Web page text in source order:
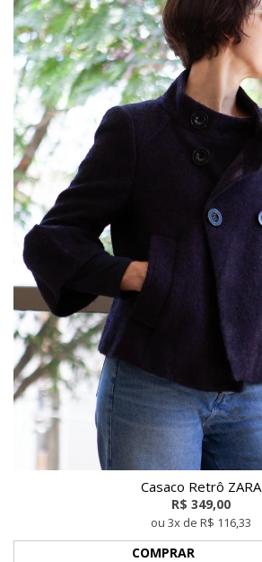
Casaco Retrô ZARA
R$ 349,00
ou 3x de R$ 116,33
COMPRAR